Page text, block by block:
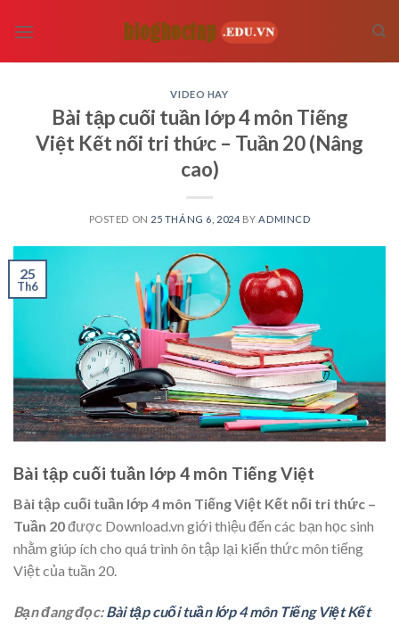
VIDEO HAY
Bài tập cuối tuần lớp 4 môn Tiếng
Việt Kết nối tri thức – Tuần 20 (Nâng
cao)
POSTED ON 25 THÁNG 6, 2024 BY ADMINCD
25
Th6
Bài tập cuối tuần lớp 4 môn Tiếng Việt
Bài tập cuối tuần lớp 4 môn Tiếng Việt Kết nối tri thức –
Tuần 20được Download.vn giới thiệu đến các bạn học sinh
nhằm giúp ích cho quá trình ôn tập lại kiến thức môn tiếng
Việt của tuần 20.
Bạn đang đọc:Bài tập cuối tuần lớp 4 môn Tiếng Việt Kết